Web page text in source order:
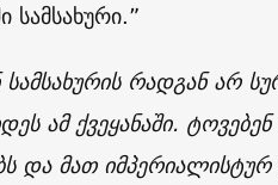
სამსახური.”
სამსახურის რადგან არ
ამ ქვეყანაში.
და მათ